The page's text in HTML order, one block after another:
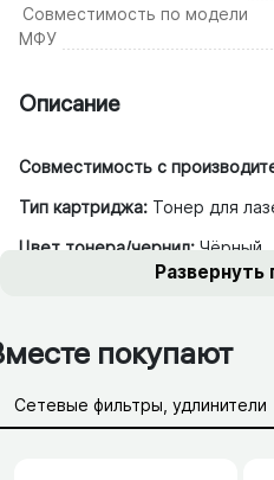
Совместимость по модели
МФУ
Описание
Совместимость с
Тип картриджа: Тонер для
Цвет тонера/чернил: Чёрный
покупают
Сетевые фильтры, удлинители